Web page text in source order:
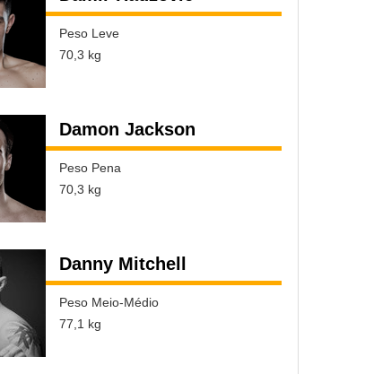
Peso Leve
70,3 kg
Damon Jackson
Peso Pena
70,3 kg
Danny Mitchell
Peso Meio-Médio
77,1 kg